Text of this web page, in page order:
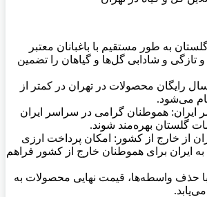
به طور مستقیم با باغبانان معتبر
تازگی و شادابی گل‌ها و گیاهان را تضمین
رایگان محصولات در تهران در کمتر از
می‌شود.
ایران: هموطنان گرامی در سراسر ایران
گلستان بهره‌مند شوند.
از خارج از کشور: امکان پرداخت ارزی
ایران برای هموطنان خارج از کشور فراهم
حذف واسطه‌ها، قیمت نهایی محصولات به